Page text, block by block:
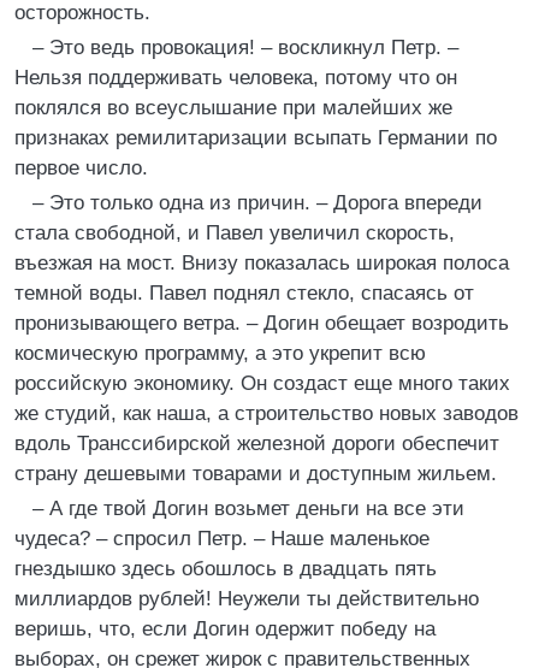
осторожность.
– Это ведь провокация! – воскликнул Петр. –
Нельзя поддерживать человека, потому что он
поклялся во всеуслышание при малейших же
признаках ремилитаризации всыпать Германии по
первое число.
– Это только одна из причин. – Дорога впереди
стала свободной, и Павел увеличил скорость,
въезжая на мост. Внизу показалась широкая полоса
темной воды. Павел поднял стекло, спасаясь от
пронизывающего ветра. – Догин обещает возродить
космическую программу, а это укрепит всю
российскую экономику. Он создаст еще много таких
же студий, как наша, а строительство новых заводов
вдоль Транссибирской железной дороги обеспечит
страну дешевыми товарами и доступным жильем.
– А где твой Догин возьмет деньги на все эти
чудеса? – спросил Петр. – Наше маленькое
гнездышко здесь обошлось в двадцать пять
миллиардов рублей! Неужели ты действительно
веришь, что, если Догин одержит победу на
выборах, он срежет жирок с правительственных